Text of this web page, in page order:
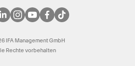
IFA Management GmbH
Rechte vorbehalten